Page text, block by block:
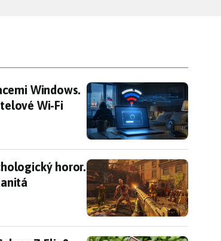
Windows. Ruští špioni číhají na
Windows.
Wi-Fi
horor. Srpnová nabídka PS
horor.